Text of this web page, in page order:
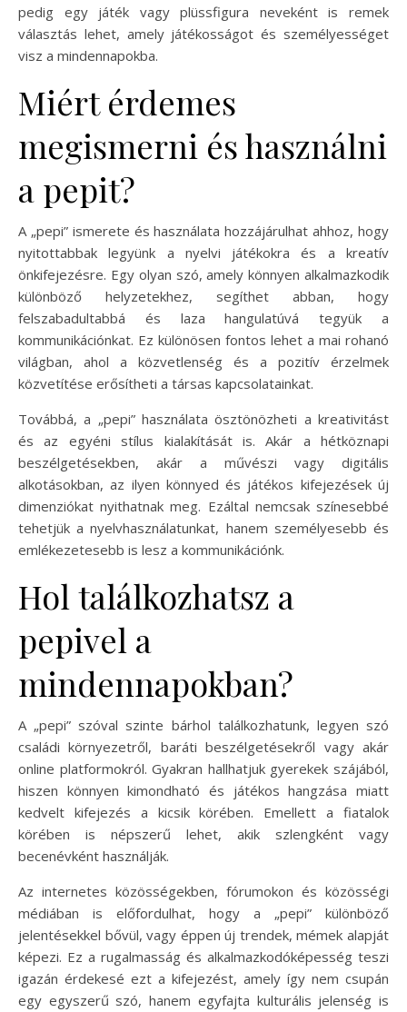
pedig egy játék vagy plüssfigura neveként is remek
választás lehet, amely játékosságot és személyességet
visz a mindennapokba.
Miért érdemes
megismerni és használni
a pepit?
A „pepi” ismerete és használata hozzájárulhat ahhoz, hogy
nyitottabbak legyünk a nyelvi játékokra és a kreatív
önkifejezésre. Egy olyan szó, amely könnyen alkalmazkodik
különböző helyzetekhez, segíthet abban, hogy
felszabadultabbá és laza hangulatúvá tegyük a
kommunikációnkat. Ez különösen fontos lehet a mai rohanó
világban, ahol a közvetlenség és a pozitív érzelmek
közvetítése erősítheti a társas kapcsolatainkat.
Továbbá, a „pepi” használata ösztönözheti a kreativitást
és az egyéni stílus kialakítását is. Akár a hétköznapi
beszélgetésekben, akár a művészi vagy digitális
alkotásokban, az ilyen könnyed és játékos kifejezések új
dimenziókat nyithatnak meg. Ezáltal nemcsak színesebbé
tehetjük a nyelvhasználatunkat, hanem személyesebb és
emlékezetesebb is lesz a kommunikációnk.
Hol találkozhatsz a
pepivel a
mindennapokban?
A „pepi” szóval szinte bárhol találkozhatunk, legyen szó
családi környezetről, baráti beszélgetésekről vagy akár
online platformokról. Gyakran hallhatjuk gyerekek szájából,
hiszen könnyen kimondható és játékos hangzása miatt
kedvelt kifejezés a kicsik körében. Emellett a fiatalok
körében is népszerű lehet, akik szlengként vagy
becenévként használják.
Az internetes közösségekben, fórumokon és közösségi
médiában is előfordulhat, hogy a „pepi” különböző
jelentésekkel bővül, vagy éppen új trendek, mémek alapját
képezi. Ez a rugalmasság és alkalmazkodóképesség teszi
igazán érdekesé ezt a kifejezést, amely így nem csupán
egy egyszerű szó, hanem egyfajta kulturális jelenség is